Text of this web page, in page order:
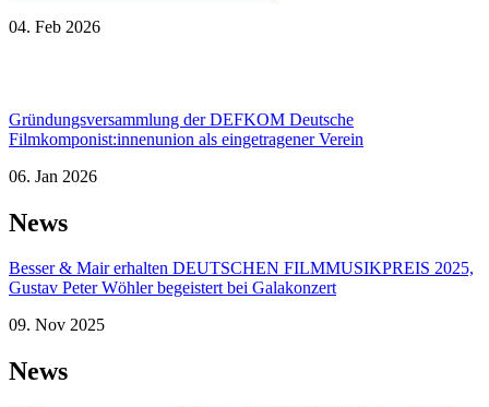
04. Feb 2026
Gründungsversammlung der DEFKOM Deutsche
Filmkomponist:innenunion als eingetragener Verein
06. Jan 2026
News
Besser & Mair erhalten DEUTSCHEN FILMMUSIKPREIS 2025,
Gustav Peter Wöhler begeistert bei Galakonzert
09. Nov 2025
News